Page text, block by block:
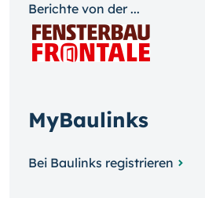
Berichte von der ...
MyBaulinks
Bei Baulinks registrieren